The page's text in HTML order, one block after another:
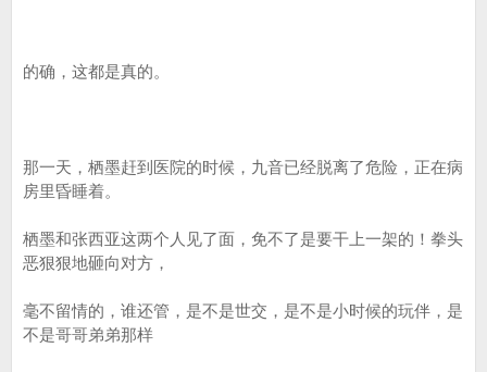
的确，这都是真的。
那一天，栖墨赶到医院的时候，九音已经脱离了危险，正在病
房里昏睡着。
栖墨和张西亚这两个人见了面，免不了是要干上一架的！拳头
恶狠狠地砸向对方，
毫不留情的，谁还管，是不是世交，是不是小时候的玩伴，是
不是哥哥弟弟那样